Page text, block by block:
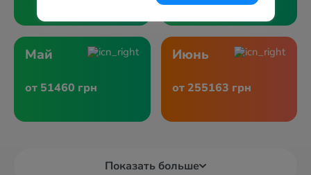
Май
от 51460 грн
Июнь
от 255163 грн
Показать больше